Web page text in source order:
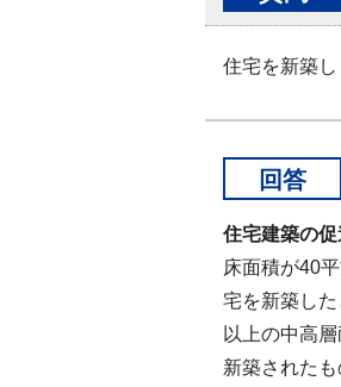
住宅を新築し
回答
住宅建築の
床面積が40
宅を新築し
以上の中高
新築された